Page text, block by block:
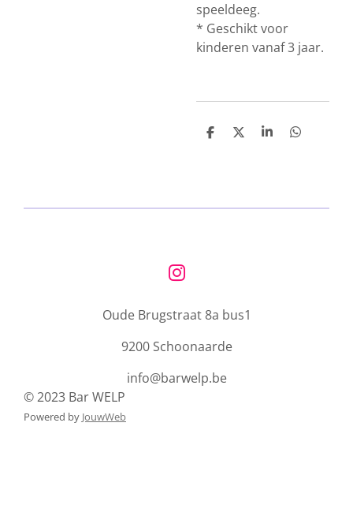
speeldeeg.
* Geschikt voor
kinderen vanaf 3 jaar.
D
D
S
D
I
s
a
g
Oude Brugstraat 8a bus1
9200 Schoonaarde
info@barwelp.be
© 2023 Bar WELP
Powered by JouwWeb